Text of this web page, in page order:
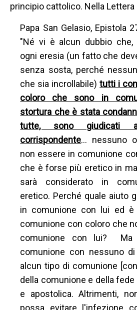
principio cattolico. Nella Lettera
Papa San Gelasio, Epistola
"Né vi è alcun dubbio che,
ogni eresia (un fatto che
senza sosta, perché
che sia incrollabile)tutti i
coloro che sono in
stortura che è stata
tutte, sono giudicati
corrispondente... nessuno
non essere in comunione
che è forse più eretico in
sarà considerato in
eretico. Perché quale aiuto
in comunione con lui ed è
comunione con coloro che
comunione con lui?
comunione con nessuno
alcun tipo di comunione
della comunione e della
e apostolica. Altrimenti,
possa evitare l'infezione